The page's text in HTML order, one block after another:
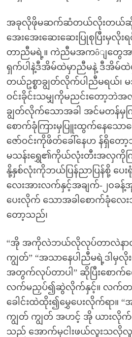
အခုလိုဖိုမဆက်ဆံတယ်လိုးတယ်
အေးအေးဆေးဆေးပြုစုပြီးမှလို
တာညီမရဲ့။ ကဲညီမအကôျတွေအာ
ရှက်ပါနဲ့ဒီအိမ်ထဲမှာညီမနဲ့ ဒီအိမ်
တယ်ဥစ္စာချွတ်လိုက်ပါညီမရယ်၊
ဝင်းခိုင်းသမျှကိုမညင်းတော့ဘဲ
ချွတ်လိုက်သောအခါ အင်မတန်မှ
စောက်ခုံကြားမှပြူးထွက်နေသေ
ဇော်ဝင်းကိုဖိတ်ခေါ်နေဟ န်ရှိတ
မသန်းရွှေ၏ကိုယ်လုံးတီးအလှကိုက
နို့နှစ်လုံးကိုဘယ်ပြန်ညာပြန်စို့ ပ
လေးအားလက်နှင့်အချက်-၂၀ခန့်အု
ပေးလိုက် သောအခါစောက်ခုံလေး
တော့သည်၊
“အို အကိုလဲဘယ်လိုလုပ်တာလဲနာ
ကျွတ်” “အသာနေပါညီမရဲ့ဒါမှလို
အတွက်လုပ်တာပါ” ဆိုပြီးစော
လက်မညှပ်၍ဆွဲလိုက်နှင့်။ လက်တ
ခေါင်းထဲထိုး၍မွှေပေးလိုက်ရာ။
ကျွတ် ကျွတ် အဟင့် အို ယားလိုက်
သည် အောက်မှငါးဖယ်လူးသလိုလူး